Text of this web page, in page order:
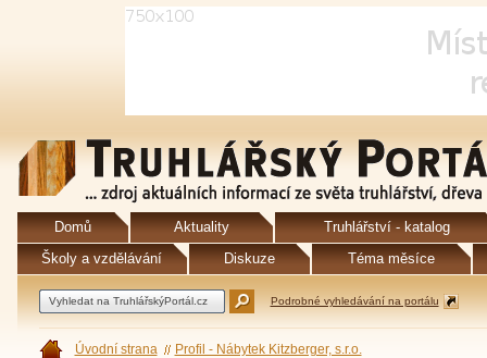
Domů Aktuality
Truhlářství - katalog
Školy a vzdělávání
Diskuze Téma měsíce
Podrobné vyhledávání na portálu
Úvodní strana Profil - Nábytek Kitzberger, s.r.o.